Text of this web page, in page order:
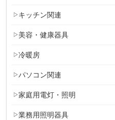
キッチン関連
美容・健康器具
冷暖房
パソコン関連
家庭用電灯・照明
業務用照明器具